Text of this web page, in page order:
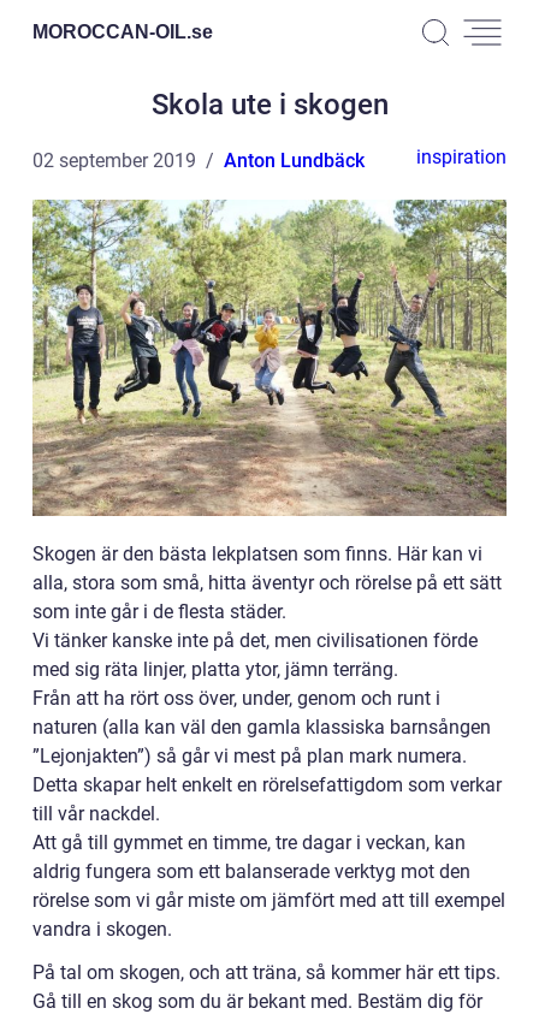
MOROCCAN-OIL.se
Skola ute i skogen
02 september 2019 Anton Lundbäck inspiration
Skogen är den bästa lekplatsen som finns. Här kan vi
alla, stora som små, hitta äventyr och rörelse på ett sätt
som inte går i de flesta städer.
Vi tänker kanske inte på det, men civilisationen förde
med sig räta linjer, platta ytor, jämn terräng.
Från att ha rört oss över, under, genom och runt i
naturen (alla kan väl den gamla klassiska barnsången
”Lejonjakten”) så går vi mest på plan mark numera.
Detta skapar helt enkelt en rörelsefattigdom som verkar
till vår nackdel.
Att gå till gymmet en timme, tre dagar i veckan, kan
aldrig fungera som ett balanserade verktyg mot den
rörelse som vi går miste om jämfört med att till exempel
vandra i skogen.
På tal om skogen, och att träna, så kommer här ett tips.
Gå till en skog som du är bekant med. Bestäm dig för